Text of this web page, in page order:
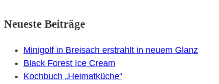
Post
navigation
Neueste Beiträge
Minigolf in Breisach erstrahlt in neuem Glanz
Black Forest Ice Cream
Kochbuch „Heimatküche“